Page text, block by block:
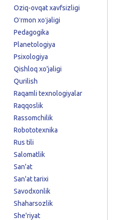
Oziq-ovqat xavfsizligi
Oʻrmon xoʻjaligi
Pedagogika
Planetologiya
Psixologiya
Qishloq xo'jaligi
Qurilish
Raqamli texnologiyalar
Raqqoslik
Rassomchilik
Robototexnika
Rus tili
Salomatlik
San'at
San'at tarixi
Savodxonlik
Shaharsozlik
She'riyat